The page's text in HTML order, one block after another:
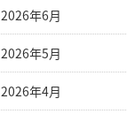
2026年6月
2026年5月
2026年4月